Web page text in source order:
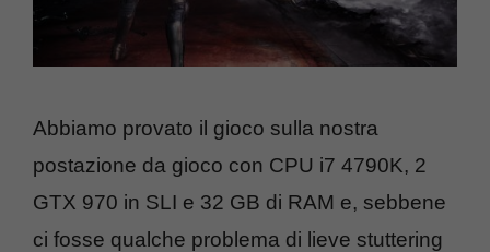
Abbiamo provato il gioco sulla nostra
postazione da gioco con CPU i7 4790K, 2
GTX 970 in SLI e 32 GB di RAM e, sebbene
ci fosse qualche problema di lieve stuttering